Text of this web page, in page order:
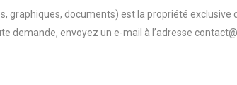
documents) est la propriété exclusive
demande, envoyez un e-mail à l’adresse